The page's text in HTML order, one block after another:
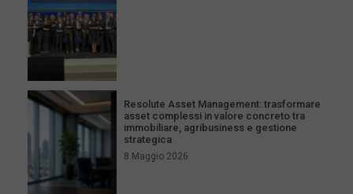
Resolute Asset Management: trasformare
asset complessi in valore concreto tra
immobiliare, agribusiness e gestione
strategica
8 Maggio 2026